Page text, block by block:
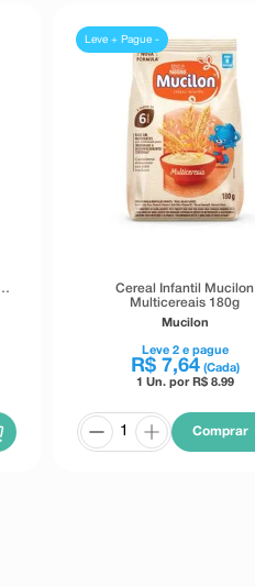
Leve + Pague -
Cereal Infantil Mucilon
Multicereais 180g
Mucilon
Leve 2e pague
R$ 7,64 (Cada)
1 Un. por R$ 8.99
Comprar